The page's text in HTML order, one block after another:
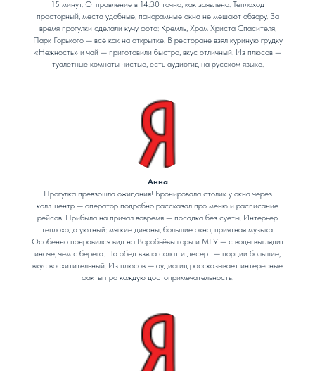
15 минут. Отправление в 14:30 точно, как заявлено. Теплоход
просторный, места удобные, панорамные окна не мешают обзору. За
время прогулки сделали кучу фото: Кремль, Храм Христа Спасителя,
Парк Горького — всё как на открытке. В ресторане взял куриную грудку
«Нежность» и чай — приготовили быстро, вкус отличный. Из плюсов —
туалетные комнаты чистые, есть аудиогид на русском языке.
Анна
Прогулка превзошла ожидания! Бронировала столик у окна через
колл‑центр — оператор подробно рассказал про меню и расписание
рейсов. Прибыла на причал вовремя — посадка без суеты. Интерьер
теплохода уютный: мягкие диваны, большие окна, приятная музыка.
Особенно понравился вид на Воробьёвы горы и МГУ — с воды выглядит
иначе, чем с берега. На обед взяла салат и десерт — порции большие,
вкус восхитительный. Из плюсов — аудиогид рассказывает интересные
факты про каждую достопримечательность.